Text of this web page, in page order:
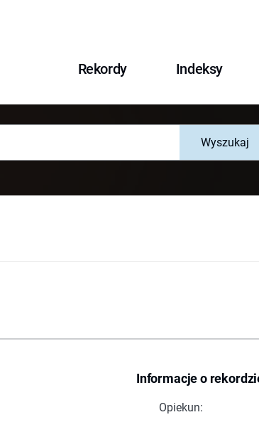
Rekordy Indeksy
Wyszukaj
Informacje o
Opiekun: